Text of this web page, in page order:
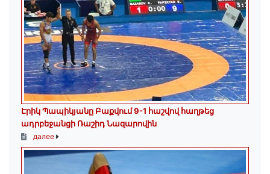
Էրիկ Պապիկյանը Բաքվում 9-1 հաշվով հաղթեց
ադրբեջանցի Ռաշիդ Նազարովին
далее